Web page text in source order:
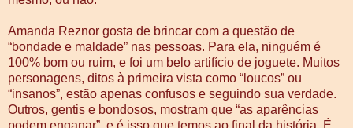
Amanda Reznor gosta de brincar com a questão de
“bondade e maldade” nas pessoas. Para ela, ninguém é
100% bom ou ruim, e foi um belo artifício de joguete. Muitos
personagens, ditos à primeira vista como “loucos” ou
“insanos”, estão apenas confusos e seguindo sua verdade.
Outros, gentis e bondosos, mostram que “as aparências
podem enganar”, e é isso que temos ao final da história. É